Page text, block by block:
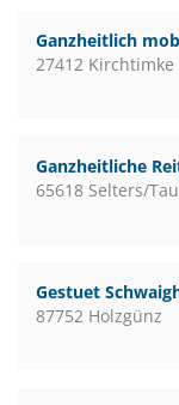
Ganzheitlich
27412 Kirchtimke
Ganzheitliche
65618 Selters/
Gestuet
87752 Holzgünz